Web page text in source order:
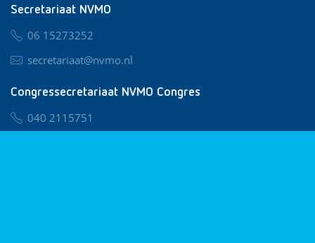
Secretariaat NVMO
06 15273252
secretariaat@nvmo.nl
Congressecretariaat NVMO Congres
040 2115751